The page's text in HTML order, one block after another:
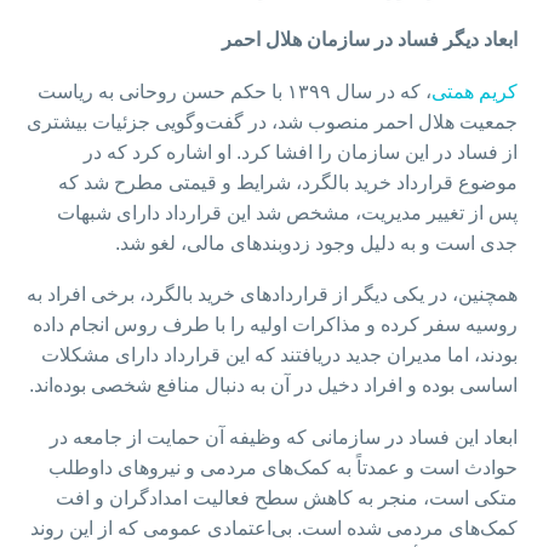
ابعاد دیگر فساد در سازمان هلال احمر
کریم همتی
، که در سال ۱۳۹۹ با حکم حسن روحانی به ریاست
جمعیت هلال احمر منصوب شد، در گفت‌وگویی جزئیات بیشتری
از فساد در این سازمان را افشا کرد. او اشاره کرد که در
موضوع قرارداد خرید بالگرد، شرایط و قیمتی مطرح شد که
پس از تغییر مدیریت، مشخص شد این قرارداد دارای شبهات
جدی است و به دلیل وجود زدوبندهای مالی، لغو شد.
همچنین، در یکی دیگر از قراردادهای خرید بالگرد، برخی افراد به
روسیه سفر کرده و مذاکرات اولیه را با طرف روس انجام داده
بودند، اما مدیران جدید دریافتند که این قرارداد دارای مشکلات
اساسی بوده و افراد دخیل در آن به دنبال منافع شخصی بوده‌اند.
ابعاد این فساد در سازمانی که وظیفه آن حمایت از جامعه در
حوادث است و عمدتاً به کمک‌های مردمی و نیروهای داوطلب
متکی است، منجر به کاهش سطح فعالیت امدادگران و افت
کمک‌های مردمی شده است. بی‌اعتمادی عمومی که از این روند